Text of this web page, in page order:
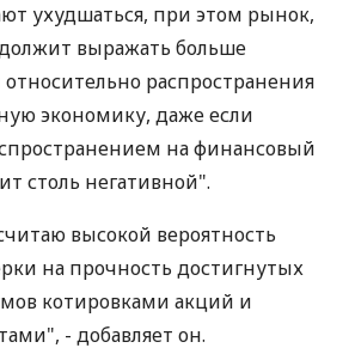
ухудшаться, при этом рынок,
выражать больше
распространения
экономику, даже если
на финансовый
столь негативной".
высокой вероятность
на прочность достигнутых
котировками акций и
- добавляет он.